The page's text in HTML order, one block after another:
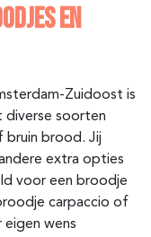
EN
Zuidoost is
diverse soorten
brood. Jij
extra opties
voor een broodje
carpaccio of
eigen wens